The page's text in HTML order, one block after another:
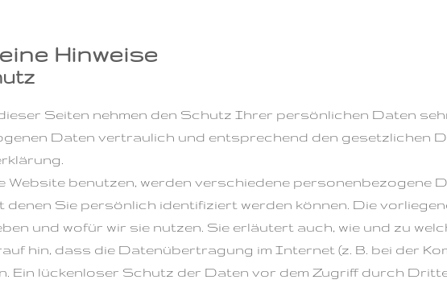
Hinweise
Seiten nehmen den Schutz Ihrer persönlichen Daten
Daten vertraulich und entsprechend den gesetzlichen
Website benutzen, werden verschiedene personenbezogene
denen Sie persönlich identifiziert werden können. Die
und wofür wir sie nutzen. Sie erläutert auch, wie und zu
hin, dass die Datenübertragung im Internet (z. B. bei der
Ein lückenloser Schutz der Daten vor dem Zugriff durch